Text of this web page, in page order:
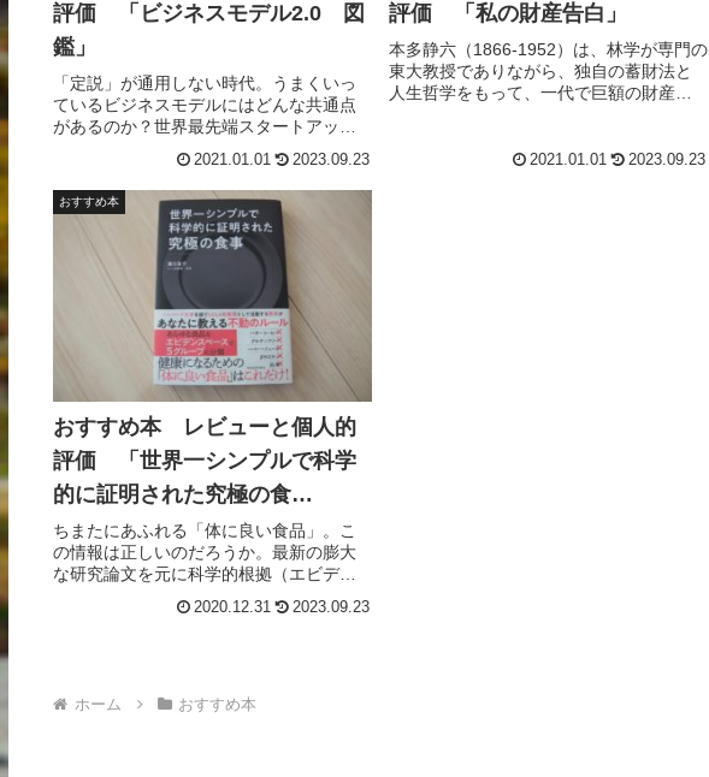
評価 「ビジネスモデル2.0 図
鑑」
「定説」が通用しない時代。うまくいっ
ているビジネスモデルにはどんな共通点
があるのか？世界最先端スタートアップ
から大企業まで。100のすごい仕組みが
「図解」を通じて見るだけでわかる。レ
ビューと個人的な評点をつけています。
参考にしてください。
2021.01.01 2023.09.23
評価 「私の財産告白」
本多静六（1866-1952）は、林学が専門の
東大教授でありながら、独自の蓄財法と
人生哲学をもって、一代で巨額の財産を
功の秘訣を学んでいく本。レビューと個
2021.01.01 2023.09.23
おすすめ本
おすすめ本 レビューと個人的
評価 「世界一シンプルで科学
的に証明された究極の食
事」
ちまたにあふれる「体に良い食品」。こ
の情報は正しいのだろうか。最新の膨大
な研究論文を元に科学的根拠（エビデン
ス）に裏付けられた本当に体に良い食事
が書かれた本。この本を読んだ個人的な
2020.12.31 2023.09.23
ホーム おすすめ本